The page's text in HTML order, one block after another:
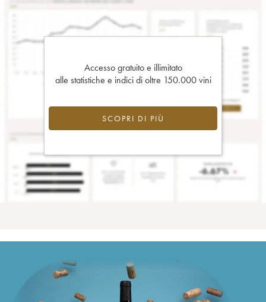
Accesso gratuito e illimitato
alle statistiche e indici di oltre 150.000 vini
SCOPRI DI PIÙ